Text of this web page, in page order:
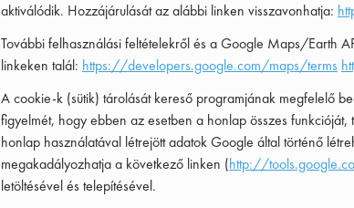
aktiválódik. Hozzájárulását az alábbi linken visszavonhatja:
További felhasználási feltételekről és a Google Maps/Earth
linkeken talál: https://developers.google.com/maps/terms
A cookie-k (sütik) tárolását kereső programjának megfelelő
figyelmét, hogy ebben az esetben a honlap összes
honlap használatával létrejött adatok Google által történő
megakadályozhatja a következő linken (http://
letöltésével és telepítésével.